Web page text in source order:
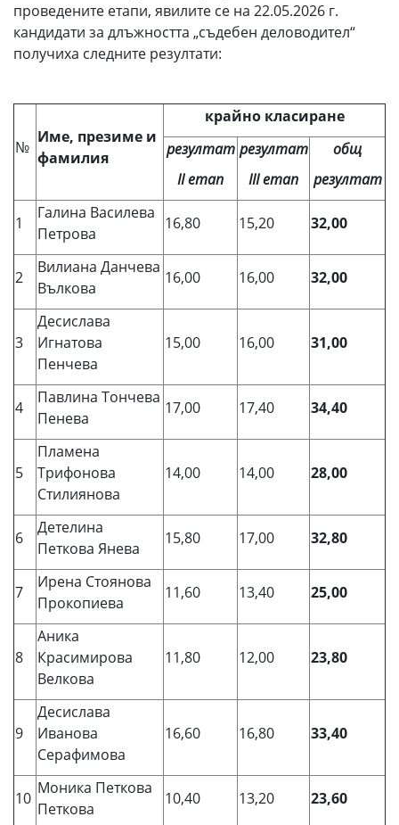
проведените етапи, явилите се на 22.05.2026 г.
кандидати за длъжността „съдебен деловодител“
получиха следните резултати:
№
Име, презиме и
фамилия
крайно класиране
резултат
ІІ етап
резултат
ІІІ етап
общ
резултат
1
Галина Василева
Петрова
16,80 15,20 32,00
2
Вилиана Данчева
Вълкова
16,00 16,00 32,00
3
Десислава
Игнатова
Пенчева
15,00 16,00 31,00
4
Павлина Тончева
Пенева
17,00 17,40 34,40
5
Пламена
Трифонова
Стилиянова
14,00 14,00 28,00
6
Детелина
Петкова Янева
15,80 17,00 32,80
7
Ирена Стоянова
Прокопиева
11,60 13,40 25,00
8
Аника
Красимирова
Велкова
11,80 12,00 23,80
9
Десислава
Иванова
Серафимова
16,60 16,80 33,40
10
Моника Петкова
Петкова
10,40 13,20 23,60